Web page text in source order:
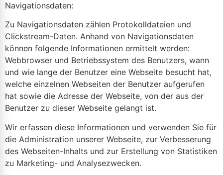
Navigationsdaten:
Zu Navigationsdaten zählen Protokolldateien und
Clickstream-Daten. Anhand von Navigationsdaten
können folgende Informationen ermittelt werden:
Webbrowser und Betriebssystem des Benutzers, wann
und wie lange der Benutzer eine Webseite besucht hat,
welche einzelnen Webseiten der Benutzer aufgerufen
hat sowie die Adresse der Webseite, von der aus der
Benutzer zu dieser Webseite gelangt ist.
Wir erfassen diese Informationen und verwenden Sie für
die Administration unserer Webseite, zur Verbesserung
des Webseiten-Inhalts und zur Erstellung von Statistiken
zu Marketing- und Analysezwecken.